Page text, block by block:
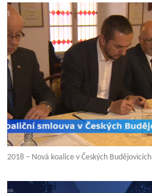
2018 – Nová koalice v Českých Budějovicích